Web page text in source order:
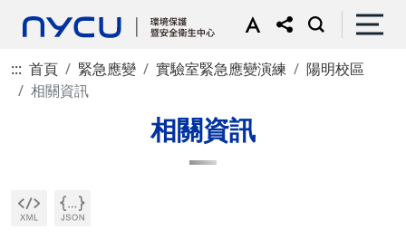
::: 首頁 緊急應變 實驗室緊急應變演練
陽明校區
相關資訊
相關資訊